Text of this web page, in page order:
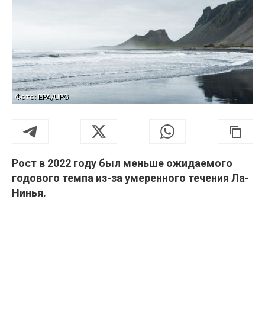
Фото: EPA/UPG
Рост в 2022 году был меньше ожидаемого
годового темпа из-за умеренного течения Ла-
Нинья.